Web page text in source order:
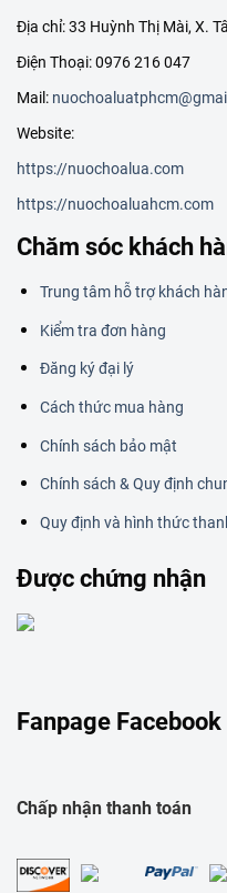
Địa chỉ: 33 Huỳnh Thị Mài, X.
Điện Thoại: 0976 216 047
Mail:
Website:
https://nuochoalua.com
https://nuochoaluahcm.com
Chăm sóc khách
Trung tâm hỗ trợ khách
Kiểm tra đơn hàng
Đăng ký đại lý
Cách thức mua hàng
Chính sách bảo mật
Chính sách & Quy định
Quy định và hình thức
Được chứng nhận
Fanpage Facebook
Chấp nhận thanh toán